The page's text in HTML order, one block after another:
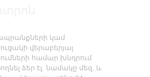
կամ
վերաբերյալ
համար խնդրում
ձեր էլ. նամակը մեզ, և